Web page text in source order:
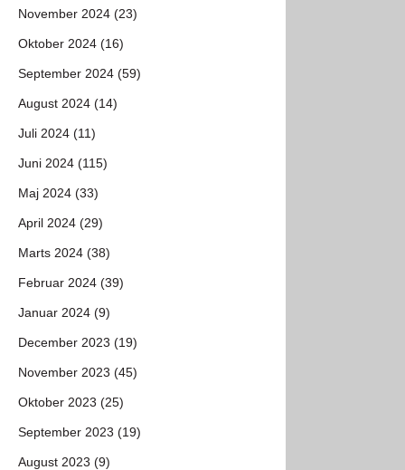
November 2024 (23)
Oktober 2024 (16)
September 2024 (59)
August 2024 (14)
Juli 2024 (11)
Juni 2024 (115)
Maj 2024 (33)
April 2024 (29)
Marts 2024 (38)
Februar 2024 (39)
Januar 2024 (9)
December 2023 (19)
November 2023 (45)
Oktober 2023 (25)
September 2023 (19)
August 2023 (9)